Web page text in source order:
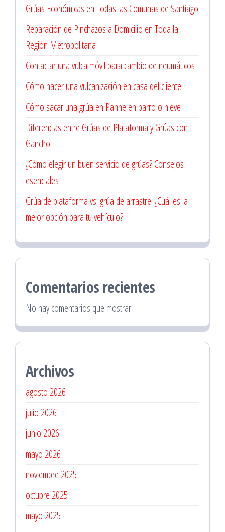
Grúas Económicas en Todas las Comunas de Santiago
Reparación de Pinchazos a Domicilio en Toda la
Región Metropolitana
Contactar una vulca móvil para cambio de neumáticos
Cómo hacer una vulcanización en casa del cliente
Cómo sacar una grúa en Panne en barro o nieve
Diferencias entre Grúas de Plataforma y Grúas con
Gancho
¿Cómo elegir un buen servicio de grúas? Consejos
esenciales
Grúa de plataforma vs. grúa de arrastre: ¿Cuál es la
mejor opción para tu vehículo?
Comentarios recientes
No hay comentarios que mostrar.
Archivos
agosto 2026
julio 2026
junio 2026
mayo 2026
noviembre 2025
octubre 2025
mayo 2025